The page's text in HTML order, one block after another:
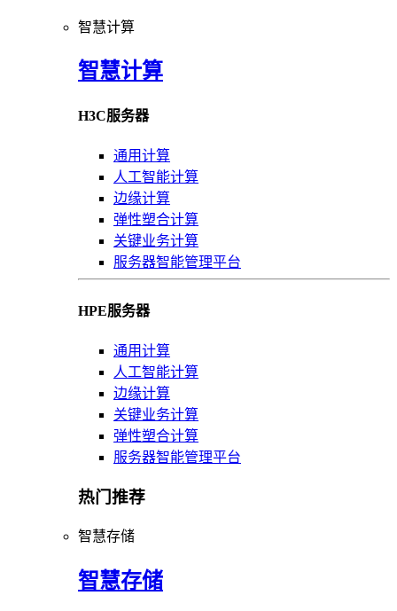
智慧计算
智慧计算
H3C服务器
通用计算
人工智能计算
边缘计算
弹性塑合计算
关键业务计算
服务器智能管理平台
HPE服务器
通用计算
人工智能计算
边缘计算
关键业务计算
弹性塑合计算
服务器智能管理平台
热门推荐
智慧存储
智慧存储